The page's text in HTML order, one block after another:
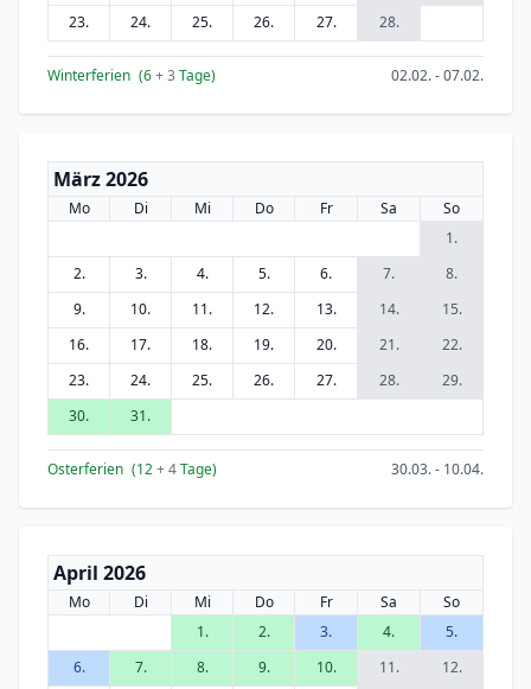
23.
24. 25. 26. 27. 28.
Winterferien (6+ 3 Tage) 02.02. - 07.02.
März 2026
Mo Di Mi Do Fr Sa
So
1.
2.
3. 4. 5. 6. 7.
8.
9.
10. 11. 12. 13. 14.
15.
16.
17. 18. 19. 20. 21.
22.
23.
24. 25. 26. 27. 28.
29.
30.
31.
Osterferien (12+ 4Tage) 30.03. - 10.04.
April 2026
Mo Di Mi Do Fr Sa
So
1.
2. 3. 4.
5.
6.
7. 8. 9. 10. 11.
12.